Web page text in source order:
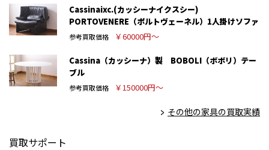
Cassinaixc.(カッシーナイクスシー)
PORTOVENERE（ポルトヴェーネル）1人掛けソファ
参考買取価格 ￥60000円～
Cassina（カッシーナ）製 BOBOLI（ボボリ）テー
ブル
参考買取価格 ￥150000円～
その他の家具の買取実績
買取サポート